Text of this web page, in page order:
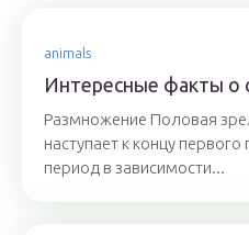
animals
Интересные факты о
Размножение Половая
наступает к концу
период в зависимости...